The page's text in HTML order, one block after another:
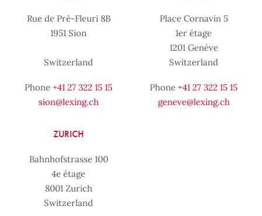
Rue de Pré-Fleuri 8B
1951 Sion
Switzerland
Phone +41 27 322 15 15
sion@lexing.ch
Place Cornavin 5
1er étage
1201 Genève
Switzerland
Phone +41 27 322 15 15
geneve@lexing.ch
ZURICH
Bahnhofstrasse 100
4e étage
8001 Zurich
Switzerland